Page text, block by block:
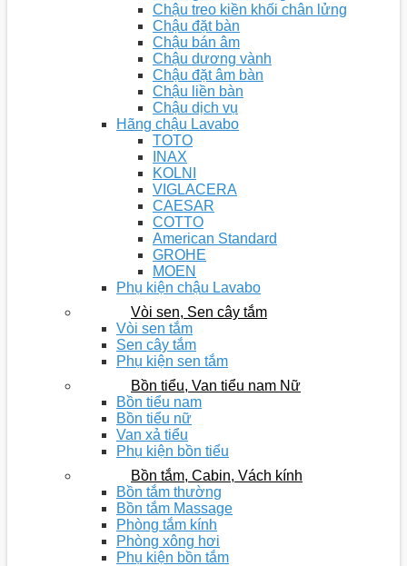
Chậu treo kiền khối chân lửng
Chậu đặt bàn
Chậu bán âm
Chậu dương vành
Chậu đặt âm bàn
Chậu liền bàn
Chậu dịch vụ
Hãng chậu Lavabo
TOTO
INAX
KOLNI
VIGLACERA
CAESAR
COTTO
American Standard
GROHE
MOEN
Phụ kiện chậu Lavabo
Vòi sen, Sen cây tắm
Vòi sen tắm
Sen cây tắm
Phụ kiện sen tắm
Bồn tiểu, Van tiểu nam Nữ
Bồn tiểu nam
Bồn tiểu nữ
Van xả tiểu
Phụ kiện bồn tiểu
Bồn tắm, Cabin, Vách kính
Bồn tắm thường
Bồn tắm Massage
Phòng tắm kính
Phòng xông hơi
Phụ kiện bồn tắm